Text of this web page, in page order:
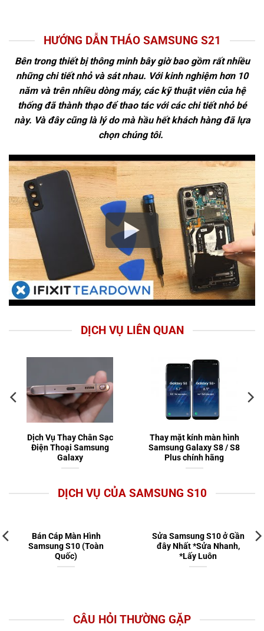
HƯỚNG DẪN THÁO SAMSUNG S21
Bên trong thiết bị thông minh bây giờ bao gồm rất nhiều
những chi tiết nhỏ và sát nhau. Với kinh nghiệm hơn 10
năm và trên nhiều dòng máy, các kỹ thuật viên của hệ
thống đã thành thạo để thao tác với các chi tiết nhỏ bé
này. Và đây cũng là lý do mà hầu hết khách hàng đã lựa
chọn chúng tôi.
DỊCH VỤ LIÊN QUAN
Dịch Vụ Thay Chân Sạc
Điện Thoại Samsung
Galaxy
Thay mặt kính màn hình
Samsung Galaxy S8 / S8
Plus chính hãng
DỊCH VỤ CỦA SAMSUNG S10
Bán Cáp Màn Hình
Samsung S10 (Toàn
Quốc)
Sửa Samsung S10 ở Gần
đây Nhất *Sửa Nhanh,
*Lấy Luôn
CÂU HỎI THƯỜNG GẶP